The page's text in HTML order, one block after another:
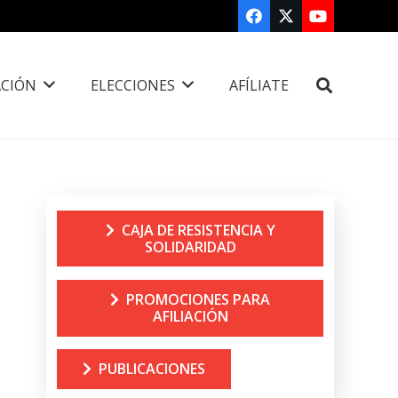
ELECCIONES AFÍLIATE
CAJA DE RESISTENCIA Y
SOLIDARIDAD
PROMOCIONES PARA
AFILIACIÓN
PUBLICACIONES